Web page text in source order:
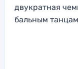
двукратная
бальным